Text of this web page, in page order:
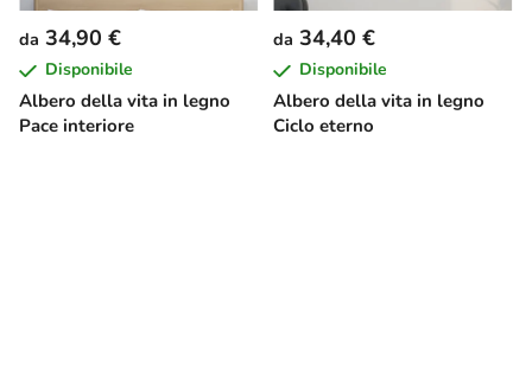
Albero della vita in legno
Pace interiore
da 34,90 €
Disponibile
Albero della vita in legno
Ciclo eterno
da 34,40 €
Disponibile